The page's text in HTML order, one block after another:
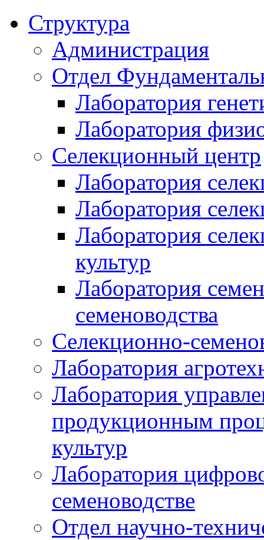
Структура
Администрация
Отдел
Лаборатория
Лаборатория
Селекционный центр
Лаборатория
Лаборатория
Лаборатория
культур
Лаборатория
семеноводства
Селекционно-
Лаборатория
Лаборатория
продукционным
культур
Лаборатория
семеноводстве
Отдел научно-